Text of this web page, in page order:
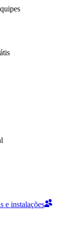
e instalações